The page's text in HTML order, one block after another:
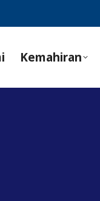
Kemahiran